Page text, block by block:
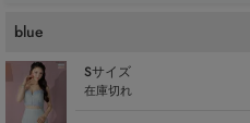
blue
Sサイズ
在庫切れ